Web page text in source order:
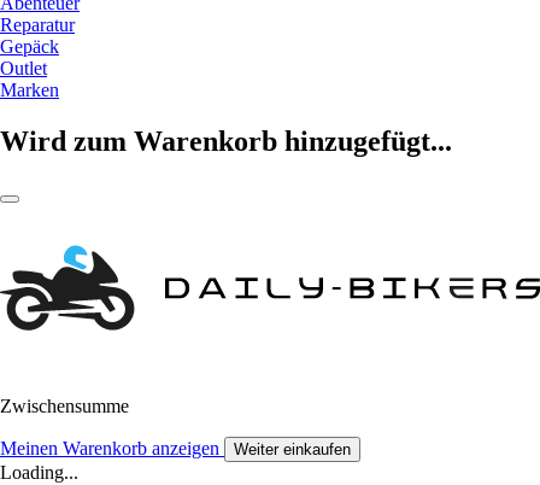
Reparatur
Gepäck
Outlet
Marken
Wird zum Warenkorb hinzugefügt...
Zwischensumme
Meinen Warenkorb anzeigen Weiter einkaufen
Loading...